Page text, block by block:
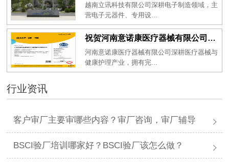
越南立讯科技有限公司深耕电子制造领域，主
营电子元器件、专用设...
祝贺河南意诺康医疗器械有限公司2026年一次性成功通过GMP认证
河南意诺康医疗器械有限公司深耕医疗器械与
健康护理产业，拥有完...
行业资讯
客户审厂主要审哪些内容？审厂咨询，审厂辅导
BSCI验厂培训哪家好？BSCI验厂该怎么做？